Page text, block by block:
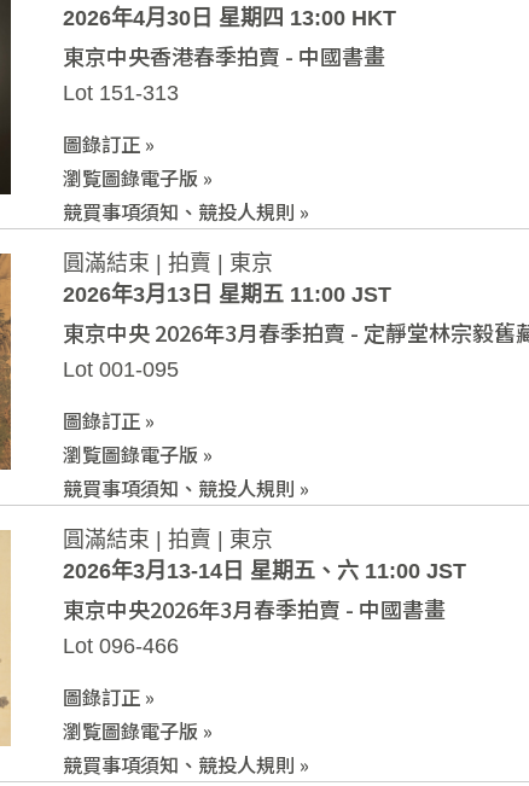
2026年4月30日 星期四 13:00 HKT
東京中央香港春季拍賣 - 中國書畫
Lot 151-313
圖錄訂正 »
瀏覧圖錄電子版 »
競買事項須知、競投人規則 »
圓滿結束 | 拍賣 | 東京
2026年3月13日 星期五 11:00 JST
東京中央 2026年3月春季拍賣 - 定靜堂林宗毅舊
Lot 001-095
圖錄訂正 »
瀏覧圖錄電子版 »
競買事項須知、競投人規則 »
圓滿結束 | 拍賣 | 東京
2026年3月13-14日 星期五、六 11:00 JST
東京中央2026年3月春季拍賣 - 中國書畫
Lot 096-466
圖錄訂正 »
瀏覧圖錄電子版 »
競買事項須知、競投人規則 »